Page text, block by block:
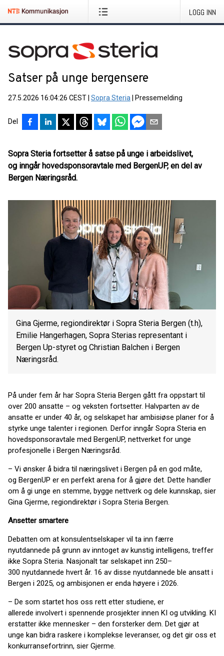
LOGG INN
Satser på unge bergensere
27.5.2026 16:04:26 CEST Sopra Steria Pressemelding
Del
Sopra Steria fortsetter å satse på unge i arbeidslivet,
og inngår hovedsponsoravtale med BergenUP, en del av
Bergen Næringsråd.
Gina Gjerme, regiondirektør i Sopra Steria Bergen (t.h),
Emilie Hangerhagen, Sopra Sterias representant i
Bergen Up-styret og Christian Balchen i Bergen
Næringsråd.
På under fem år har Sopra Steria Bergen gått fra oppstart til
over 200 ansatte – og veksten fortsetter. Halvparten av de
ansatte er under 40 år, og selskapet har ambisiøse planer for å
styrke unge talenter i regionen. Derfor inngår Sopra Steria en
hovedsponsoravtale med BergenUP, nettverket for unge
profesjonelle i Bergen Næringsråd.
– Vi ønsker å bidra til næringslivet i Bergen på en god måte,
og BergenUP er en perfekt arena for å gjøre det. Dette handler
om å gi unge en stemme, bygge nettverk og dele kunnskap, sier
Gina Gjerme, regiondirektør i Sopra Steria Bergen.
Ansetter smartere
Debatten om at konsulentselskaper vil ta inn færre
nyutdannede på grunn av inntoget av kunstig intelligens, treffer
ikke Sopra Steria. Nasjonalt tar selskapet inn 250–
300 nyutdannede hvert år. 16 av disse nyutdannede ble ansatt i
Bergen i 2025, og ambisjonen er enda høyere i 2026.
– De som startet hos oss rett etter studiene, er
allerede involvert i spennende prosjekter innen KI og utvikling. KI
erstatter ikke mennesker – den forsterker dem. Det gjør at
unge kan bidra raskere i komplekse leveranser, og det gir oss et
konkurransefortrinn, sier Gjerme.